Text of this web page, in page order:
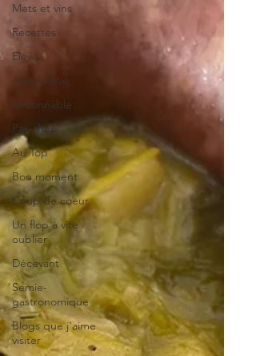
Mets et vins
Recettes
Elevé
Assez élevé
Raisonnable
Pas cher
Au Top
Bon moment
Coup de coeur
Un flop à vite
oublier
Décevant
Semie-
gastronomique
Blogs que j'aime
visiter